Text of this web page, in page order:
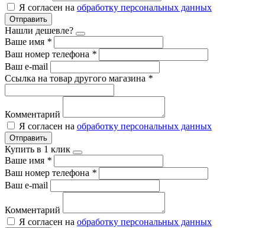
Я согласен на обработку персональных данных
Отправить
Нашли дешевле?
Ваше имя *
Ваш номер телефона *
Ваш e-mail
Ссылка на товар другого магазина *
Комментарий
Я согласен на обработку персональных данных
Отправить
Купить в 1 клик
Ваше имя *
Ваш номер телефона *
Ваш e-mail
Комментарий
Я согласен на обработку персональных данных